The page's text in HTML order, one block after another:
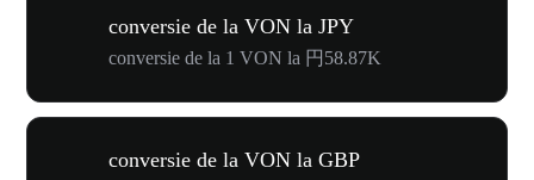
conversie de la VON la JPY
conversie de la 1 VON la 円58.87K
conversie de la VON la GBP